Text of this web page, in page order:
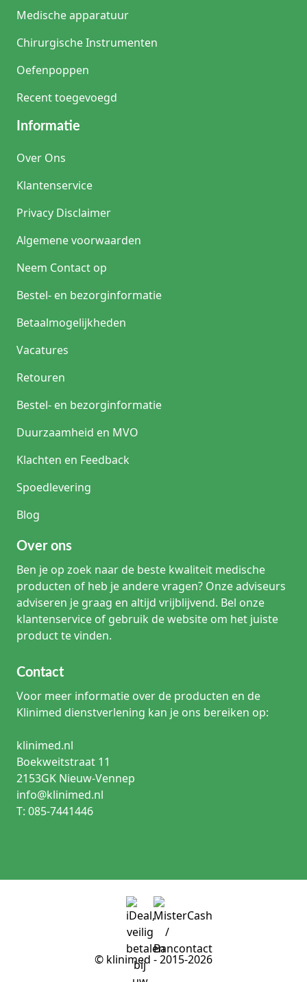
Medische apparatuur
Chirurgische Instrumenten
Oefenpoppen
Recent toegevoegd
Informatie
Over Ons
Klantenservice
Privacy Disclaimer
Algemene voorwaarden
Neem Contact op
Bestel- en bezorginformatie
Betaalmogelijkheden
Vacatures
Retouren
Bestel- en bezorginformatie
Duurzaamheid en MVO
Klachten en Feedback
Spoedlevering
Blog
Over ons
Ben je op zoek naar de beste kwaliteit medische
producten of heb je andere vragen? Onze adviseurs
adviseren je graag en altijd vrijblijvend. Bel onze
klantenservice of gebruik de website om het juiste
product te vinden.
Contact
Voor meer informatie over de producten en de
Klinimed dienstverlening kan je ons bereiken op:
klinimed.nl
Boekweitstraat 11
2153GK Nieuw-Vennep
info@klinimed.nl
T: 085-7441446
© klinimed - 2015-2026